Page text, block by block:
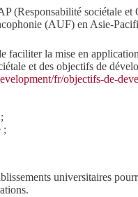
(Responsabilité sociétale
(AUF) en Asie-
faciliter la mise en
et des objectifs de
fr/objectifs-de-
;
universitaires